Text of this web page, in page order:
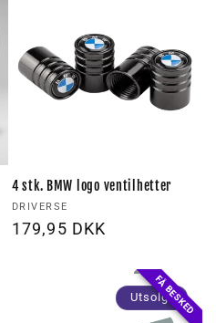
4 stk. BMW logo ventilhetter
Forhandler:
DRIVERSE
Vanlig
179,95 DKK
UtsolgtFÅ BESKED